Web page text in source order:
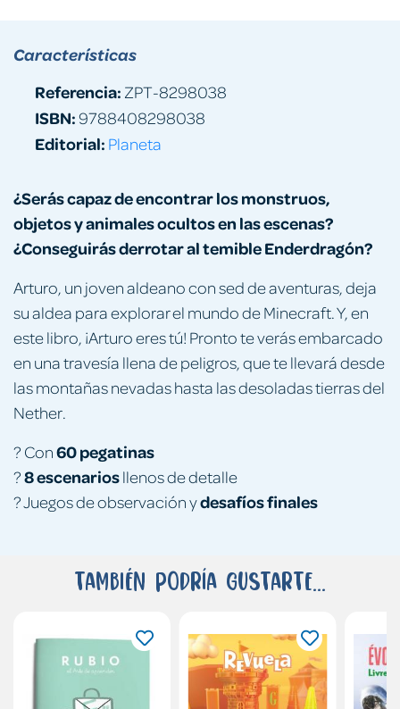
¿Serás capaz de encontrar los monstruos,
objetos y animales ocultos en las escenas?
¿Conseguirás derrotar al temible Enderdragón?
Arturo, un joven aldeano con sed de aventuras, deja
su aldea para explorar el mundo de Minecraft. Y, en
este libro, ¡Arturo eres tú! Pronto te verás embarcado
en una travesía llena de peligros, que te llevará desde
las montañas nevadas hasta las desoladas tierras del
Nether.
? Con60 pegatinas
?8 escenariosllenos de detalle
? Juegos de observación ydesafíos finales
Características
Referencia: ZPT-8298038
ISBN:9788408298038
Editorial: Planeta
También podría gustarte...